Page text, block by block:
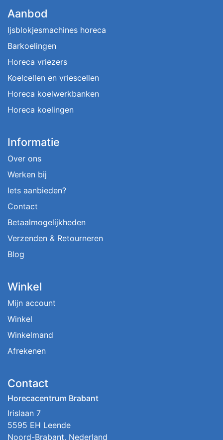
Aanbod
Ijsblokjesmachines horeca
Barkoelingen
Horeca vriezers
Koelcellen en vriescellen
Horeca koelwerkbanken
Horeca koelingen
Informatie
Over ons
Werken bij
Iets aanbieden?
Contact
Betaalmogelijkheden
Verzenden & Retourneren
Blog
Winkel
Mijn account
Winkel
Winkelmand
Afrekenen
Contact
Horecacentrum Brabant
Irislaan 7
5595 EH Leende
Noord-Brabant, Nederland